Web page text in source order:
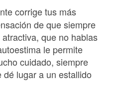
corrige tus más
de que siempre
que no hablas
le permite
cuidado, siempre
lugar a un estallido